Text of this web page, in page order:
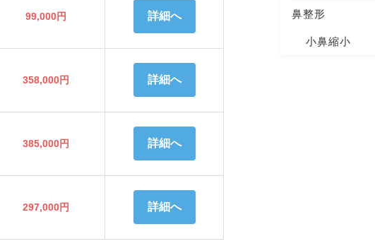
99,000円 詳細へ
358,000円 詳細へ
385,000円 詳細へ
297,000円 詳細へ
鼻整形
小鼻縮小